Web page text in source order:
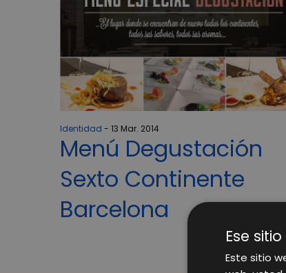
Identidad 13 Mar. 2014
Menú Degustación
Sexto Continente
Barcelona
Ese
Este sitio